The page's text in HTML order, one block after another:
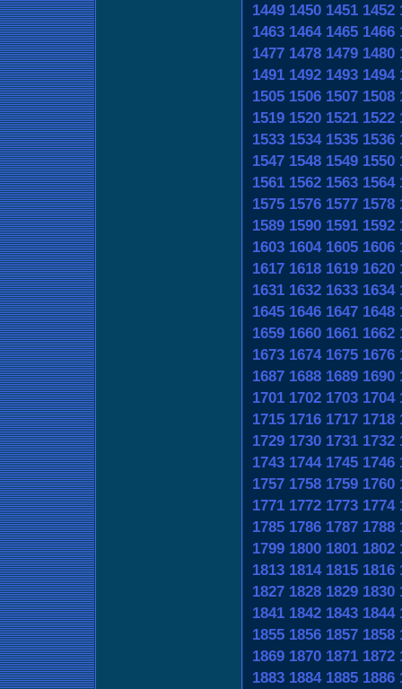
1449 1450 1451 1452
1463 1464 1465 1466
1477 1478 1479 1480
1491 1492 1493 1494
1505 1506 1507 1508
1519 1520 1521 1522
1533 1534 1535 1536
1547 1548 1549 1550
1561 1562 1563 1564
1575 1576 1577 1578
1589 1590 1591 1592
1603 1604 1605 1606
1617 1618 1619 1620
1631 1632 1633 1634
1645 1646 1647 1648
1659 1660 1661 1662
1673 1674 1675 1676
1687 1688 1689 1690
1701 1702 1703 1704
1715 1716 1717 1718
1729 1730 1731 1732
1743 1744 1745 1746
1757 1758 1759 1760
1771 1772 1773 1774
1785 1786 1787 1788
1799 1800 1801 1802
1813 1814 1815 1816
1827 1828 1829 1830
1841 1842 1843 1844
1855 1856 1857 1858
1869 1870 1871 1872
1883 1884 1885 1886